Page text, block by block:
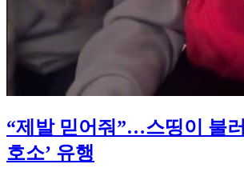
“제발 믿어줘”…스띵이 불
호소’ 유행